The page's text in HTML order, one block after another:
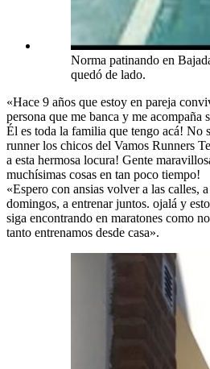
Norma patinando en
quedó de lado.
«Hace 9 años que estoy en pareja
persona que me banca y me acompaña
Él es toda la familia que tengo acá! No
runner los chicos del Vamos Runners
a esta hermosa locura! Gente
muchísimas cosas en tan poco tiempo!
«Espero con ansias volver a las calles,
domingos, a entrenar juntos. ojalá y
siga encontrando en maratones como
tanto entrenamos desde casa».